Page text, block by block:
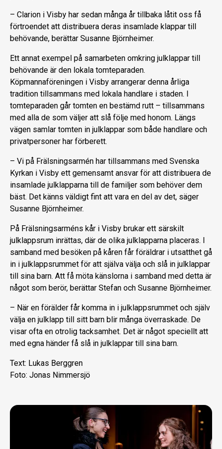
– Clarion i Visby har sedan många år tillbaka låtit oss få
förtroendet att distribuera deras insamlade klappar till
behövande, berättar Susanne Björnheimer.
Ett annat exempel på samarbeten omkring julklappar till
behövande är den lokala tomteparaden.
Köpmannaföreningen i Visby arrangerar denna årliga
tradition tillsammans med lokala handlare i staden. I
tomteparaden går tomten en bestämd rutt – tillsammans
med alla de som väljer att slå följe med honom. Längs
vägen samlar tomten in julklappar som både handlare och
privatpersoner har förberett.
– Vi på Frälsningsarmén har tillsammans med Svenska
Kyrkan i Visby ett gemensamt ansvar för att distribuera de
insamlade julklapparna till de familjer som behöver dem
bäst. Det känns väldigt fint att vara en del av det, säger
Susanne Björnheimer.
På Frälsningsarméns kår i Visby brukar ett särskilt
julklappsrum inrättas, där de olika julklapparna placeras. I
samband med besöken på kåren får föräldrar i utsatthet gå
in i julklappsrummet för att själva välja och slå in julklappar
till sina barn. Att få möta känslorna i samband med detta är
något som berör, berättar Stefan och Susanne Björnheimer.
– När en förälder får komma in i julklappsrummet och själv
välja en julklapp till sitt barn blir många överraskade. De
visar ofta en otrolig tacksamhet. Det är något speciellt att
med egna händer få slå in julklappar till sina barn.
Text: Lukas Berggren
Foto: Jonas Nimmersjö